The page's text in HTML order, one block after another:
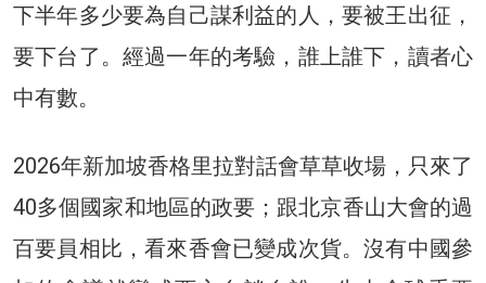
下半年多少要為自己謀利益的人，要被王出征，
要下台了。經過一年的考驗，誰上誰下，讀者心
中有數。
2026年新加坡香格里拉對話會草草收場，只來了
40多個國家和地區的政要；跟北京香山大會的過
百要員相比，看來香會已變成次貨。沒有中國參